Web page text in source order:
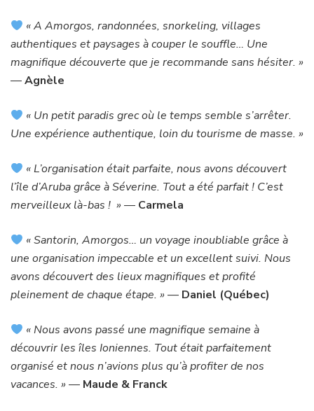
« A Amorgos, randonnées, snorkeling, villages
authentiques et paysages à couper le souffle… Une
magnifique découverte que je recommande sans hésiter. »
—Agnèle
« Un petit paradis grec où le temps semble s’arrêter.
Une expérience authentique, loin du tourisme de masse. »
« L’organisation était parfaite, nous avons découvert
l’île d’Aruba grâce à Séverine. Tout a été parfait ! C’est
merveilleux là-bas ! »— Carmela
« Santorin, Amorgos… un voyage inoubliable grâce à
une organisation impeccable et un excellent suivi. Nous
avons découvert des lieux magnifiques et profité
pleinement de chaque étape. »— Daniel (Québec)
« Nous avons passé une magnifique semaine à
découvrir les îles Ioniennes. Tout était parfaitement
organisé et nous n’avions plus qu’à profiter de nos
vacances. »— Maude & Franck